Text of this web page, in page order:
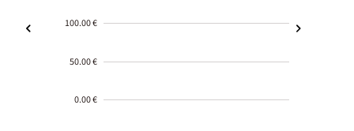
100.00 €
50.00 €
0.00 €